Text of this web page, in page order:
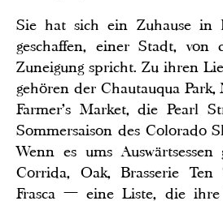
Sie hat sich ein Zuhause in
geschaffen, einer Stadt,
Zuneigung spricht. Zu ihren
gehören der Chautauqua
Farmer's Market, die Pearl
Sommersaison des Colorado
Wenn es ums Auswärtsessen
Corrida, Oak, Brasserie
Frasca — eine Liste, die ihre